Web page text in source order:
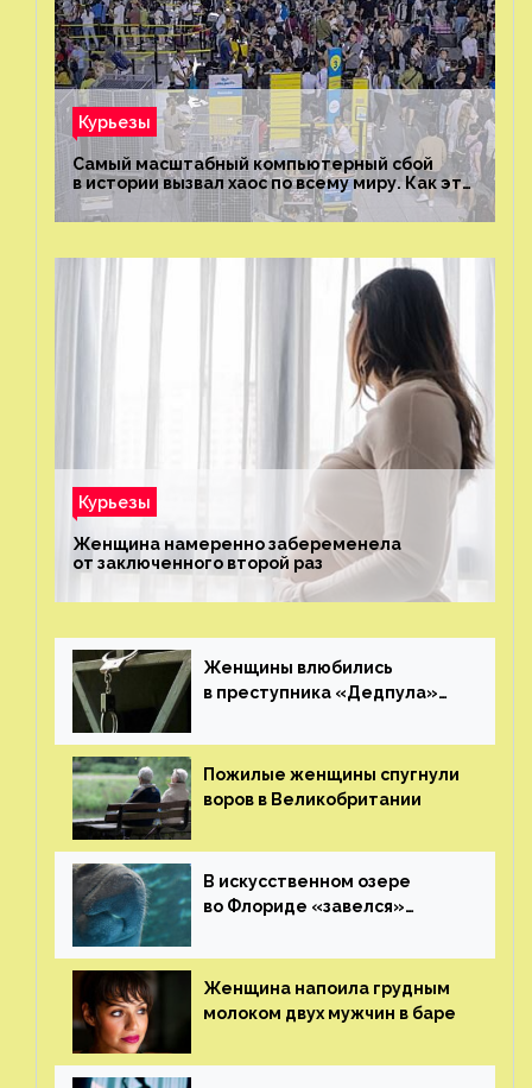
Курьезы
Самый масштабный компьютерный сбой
в истории вызвал хаос по всему миру. Как это
было?
Курьезы
Женщина намеренно забеременела
от заключенного второй раз
Женщины влюбились
в преступника «Дедпула»
ему жизнь
Пожилые женщины спугнули
воров в Великобритании
В искусственном озере
во Флориде «завелся»
Женщина напоила грудным
молоком двух мужчин в баре